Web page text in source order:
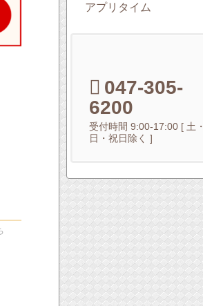
アプリタイム
047-305-
6200
受付時間 9:00-17:00 [ 土・
日・祝日除く ]